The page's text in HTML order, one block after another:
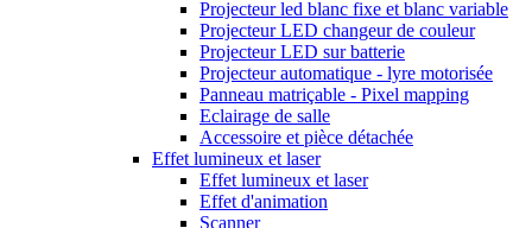
Projecteur led blanc fixe et blanc variable
Projecteur LED changeur de couleur
Projecteur LED sur batterie
Projecteur automatique - lyre motorisée
Panneau matriçable - Pixel mapping
Eclairage de salle
Accessoire et pièce détachée
Effet lumineux et laser
Effet lumineux et laser
Effet d'animation
Scanner